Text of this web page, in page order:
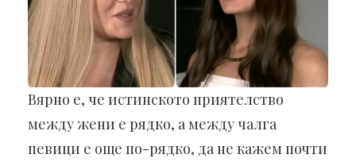
Вярно е, че истинското приятелство
между жени е рядко, а между чалга
певици е още по-рядко, да не кажем почти